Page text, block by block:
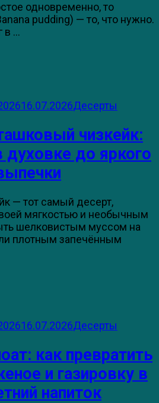
одновременно, то
pudding) — то, что нужно.
в …
16.07.2026Десерты
чизкейк:
духовке до яркого
— тот самый десерт,
мягкостью и необычным
шелковистым муссом на
плотным запечённым
16.07.2026Десерты
как превратить
и газировку в
напиток